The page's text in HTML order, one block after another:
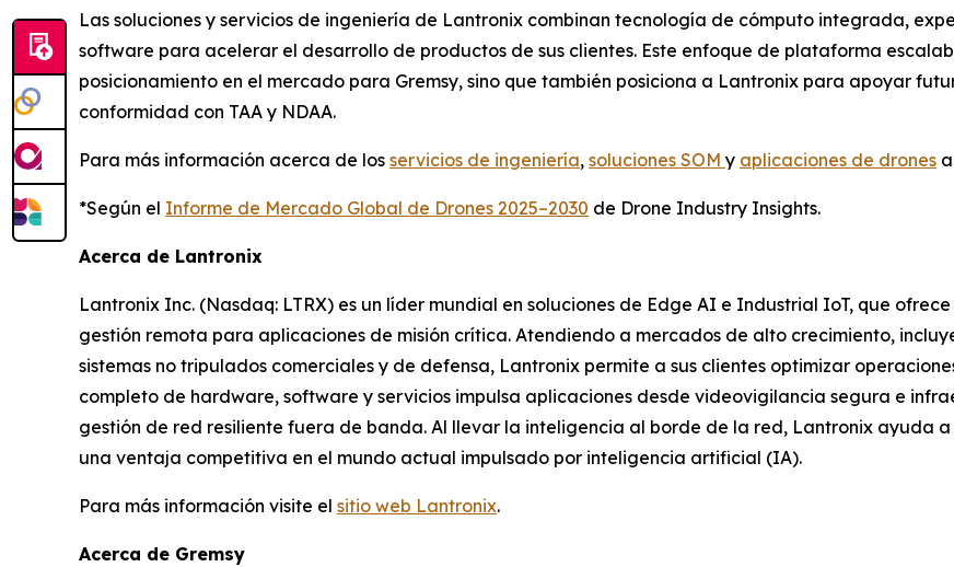
Las soluciones y servicios de ingeniería de Lantronix combinan tecnología de cómputo integrada,
software para acelerar el desarrollo de productos de sus clientes. Este enfoque de plataforma
posicionamiento en el mercado para Gremsy, sino que también posiciona a Lantronix para apoyar
conformidad con TAA y NDAA.
Para más información acerca de los servicios de ingeniería, soluciones SOM y aplicaciones de drones
*Según el Informe de Mercado Global de Drones 2025–2030 de Drone Industry Insights.
Acerca de Lantronix
Lantronix Inc. (Nasdaq: LTRX) es un líder mundial en soluciones de Edge AI e Industrial IoT, que
gestión remota para aplicaciones de misión crítica. Atendiendo a mercados de alto crecimiento,
sistemas no tripulados comerciales y de defensa, Lantronix permite a sus clientes optimizar
completo de hardware, software y servicios impulsa aplicaciones desde videovigilancia segura e
gestión de red resiliente fuera de banda. Al llevar la inteligencia al borde de la red, Lantronix ayuda
una ventaja competitiva en el mundo actual impulsado por inteligencia artificial (IA).
Para más información visite el sitio web Lantronix.
Acerca de Gremsy